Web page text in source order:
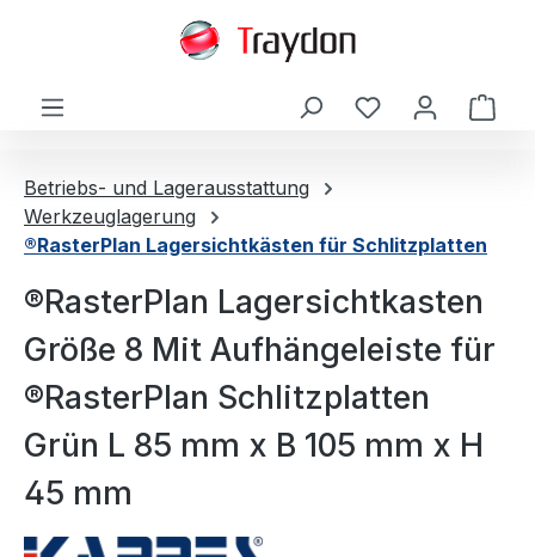
Betriebs- und Lagerausstattung
Werkzeuglagerung
®RasterPlan Lagersichtkästen für Schlitzplatten
®RasterPlan Lagersichtkasten
Größe 8 Mit Aufhängeleiste für
®RasterPlan Schlitzplatten
Grün L 85 mm x B 105 mm x H
45 mm